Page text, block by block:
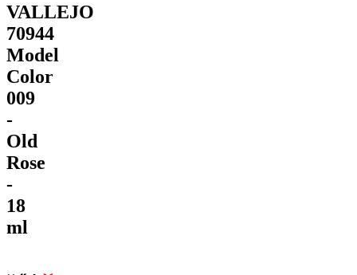
VALLEJO
70944
Model
Color
009
-
Old
Rose
-
18
ml